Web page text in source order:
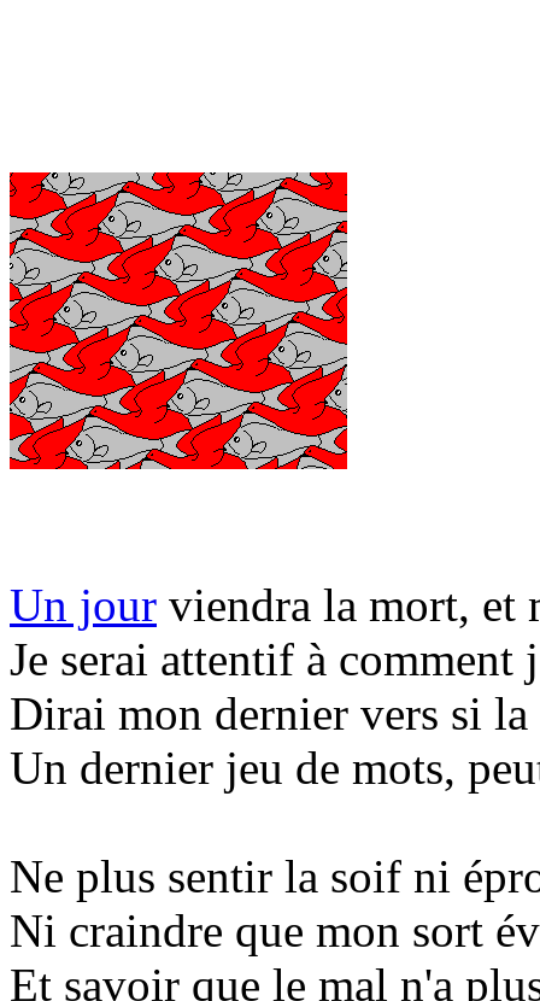
Un jour viendra la mort, et
Je serai attentif à comment
Dirai mon dernier vers si
Un dernier jeu de mots,
Ne plus sentir la soif ni
Ni craindre que mon sort
Et savoir que le mal n'a